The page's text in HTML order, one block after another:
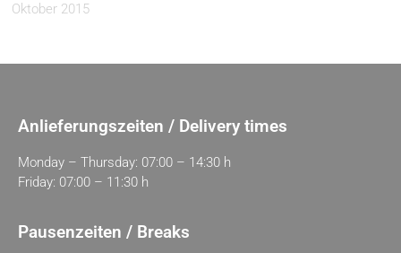
Oktober 2015
Anlieferungszeiten / Delivery times
Monday – Thursday: 07:00 – 14:30 h
Friday: 07:00 – 11:30 h
Pausenzeiten / Breaks